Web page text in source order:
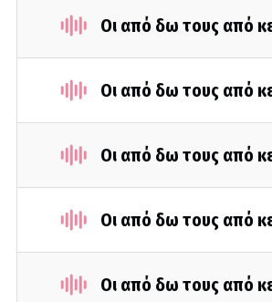
Οι από δω τους από
Οι από δω τους από
Οι από δω τους από
Οι από δω τους από
Οι από δω τους από